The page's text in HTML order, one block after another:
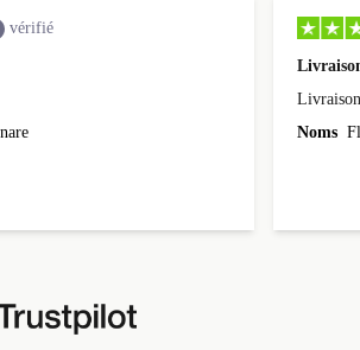
vérifié
Noms